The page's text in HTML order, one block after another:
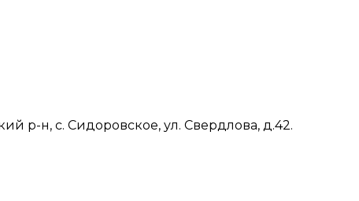
р-н, с. Сидоровское, ул. Свердлова, д.42.